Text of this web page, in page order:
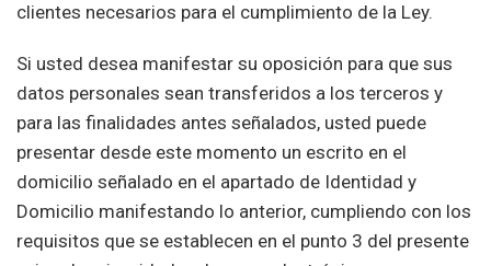
clientes necesarios para el cumplimiento de la Ley.
Si usted desea manifestar su oposición para que sus
datos personales sean transferidos a los terceros y
para las finalidades antes señalados, usted puede
presentar desde este momento un escrito en el
domicilio señalado en el apartado de Identidad y
Domicilio manifestando lo anterior, cumpliendo con los
requisitos que se establecen en el punto 3 del presente